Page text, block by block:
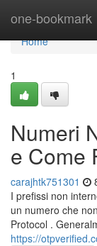
one-bookmark
Home
Home
1
Numeri
e Come
carajhtk751301
I prefissi non
un numero che
Protocol .
https://